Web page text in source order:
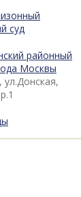
суд
районный
Москвы
ул.Донская,